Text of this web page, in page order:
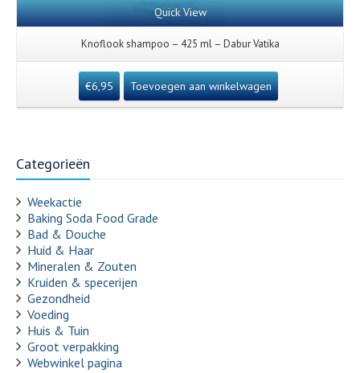
Quick View
Knoflook shampoo – 425 ml – Dabur Vatika
€6,95 Toevoegen aan winkelwagen
Categorieën
Weekactie
Baking Soda Food Grade
Bad & Douche
Huid & Haar
Mineralen & Zouten
Kruiden & specerijen
Gezondheid
Voeding
Huis & Tuin
Groot verpakking
Webwinkel pagina